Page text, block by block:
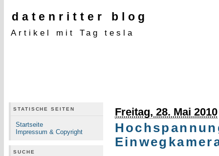
datenritter blog
Artikel mit Tag tesla
STATISCHE SEITEN
Startseite
Impressum & Copyright
SUCHE
Freitag, 28. Mai 2010